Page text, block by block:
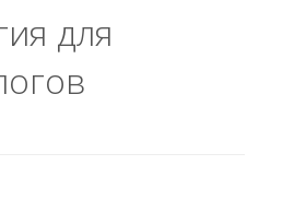
для